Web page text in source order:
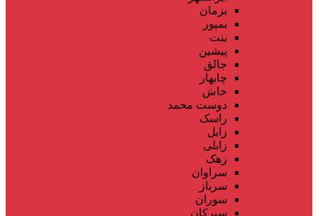
بزمان
بمپور
بنت
پیشین
جالق
چابهار
خاش
دوست محمد
راسک
زابل
زابلی
زهک
سراوان
سرباز
سوران
سیرکان